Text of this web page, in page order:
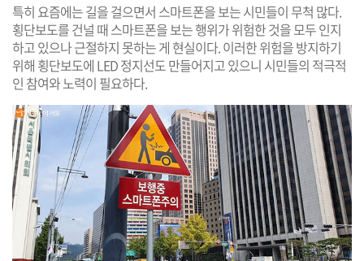
특히 요즘에는 길을 걸으면서 스마트폰을 보는 시민들이 무척 많다.
횡단보도를 건널 때 스마트폰을 보는 행위가 위험한 것을 모두 인지
하고 있으나 근절하지 못하는 게 현실이다. 이러한 위험을 방지하기
위해 횡단보도에 LED 정지선도 만들어지고 있으니 시민들의 적극적
인 참여와 노력이 필요하다.